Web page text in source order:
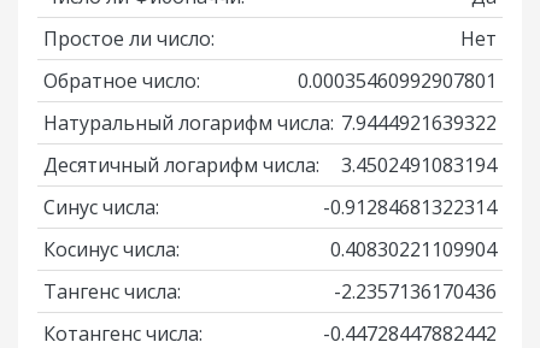
Простое ли число:
Нет
Обратное число:
0.00035460992907801
Натуральный логарифм числа: 7.9444921639322
Десятичный логарифм числа:
3.4502491083194
Синус числа:
-0.91284681322314
Косинус числа:
0.40830221109904
Тангенс числа:
-2.2357136170436
Котангенс числа:
-0.44728447882442